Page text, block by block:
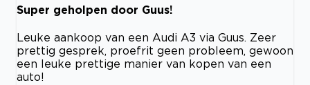
Super geholpen door Guus!
Leuke aankoop van een Audi A3 via Guus. Zeer
prettig gesprek, proefrit geen probleem, gewoon
een leuke prettige manier van kopen van een
auto!